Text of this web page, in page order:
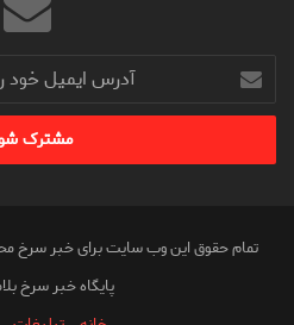
آدرس
ایمیل
خود
وارد
تمام حقوق این وب سایت برای خبر سرخ
پایگاه خبر سرخ